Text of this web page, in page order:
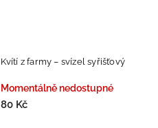
Kvítí z farmy – svízel syřišťový
Momentálně nedostupné
80 Kč